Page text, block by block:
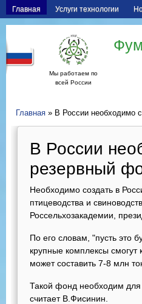
Главная Услуги технологии
Мы работаем по
всей России
Главная » В России необходимо
В России
резервный
Необходимо создать в
птицеводства и
Россельхозакадемии,
По его словам, "пусть это
крупные комплексы
может составить 7-8 млн
Такой фонд необходим
считает В.Фисинин.